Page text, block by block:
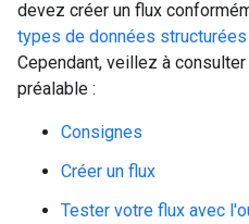
devez créer un flux
types de données structurées
Cependant, veillez à
préalable :
Consignes
Créer un flux
Tester votre flux avec